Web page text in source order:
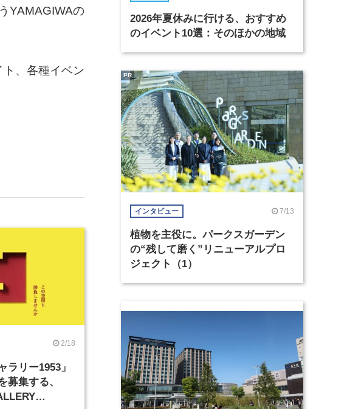
YAMAGIWAの
、各種イベン
2/18
ラリー1953」
募集する、
2026年夏休みに行ける、おすすめ
のイベント10選：そのほかの地域
インタビュー 7/13
植物を主役に。パークスガーデン
の“残して磨く”リニューアルプロ
ジェクト（1）
PR